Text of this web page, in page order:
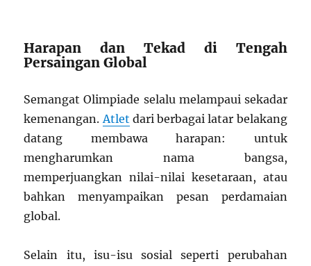
Harapan dan Tekad di Tengah
Persaingan Global
Semangat Olimpiade selalu melampaui sekadar
kemenangan. Atlet dari berbagai latar belakang
datang membawa harapan: untuk
mengharumkan nama bangsa,
memperjuangkan nilai-nilai kesetaraan, atau
bahkan menyampaikan pesan perdamaian
global.
Selain itu, isu-isu sosial seperti perubahan